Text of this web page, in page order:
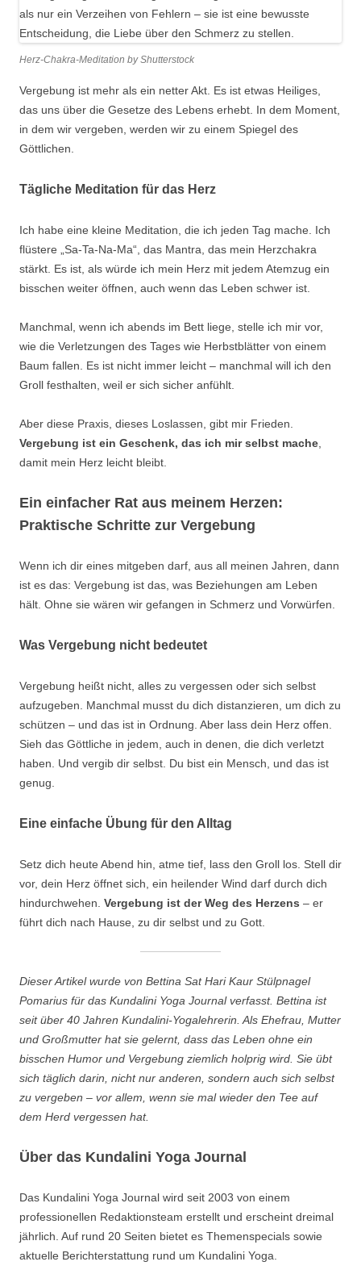
Herz-Chakra-Meditation by Shutterstock
Vergebung ist mehr als ein netter Akt. Es ist etwas Heiliges,
das uns über die Gesetze des Lebens erhebt. In dem Moment,
in dem wir vergeben, werden wir zu einem Spiegel des
Göttlichen.
Tägliche Meditation für das Herz
Ich habe eine kleine Meditation, die ich jeden Tag mache. Ich
flüstere „Sa-Ta-Na-Ma“, das Mantra, das mein Herzchakra
stärkt. Es ist, als würde ich mein Herz mit jedem Atemzug ein
bisschen weiter öffnen, auch wenn das Leben schwer ist.
Manchmal, wenn ich abends im Bett liege, stelle ich mir vor,
wie die Verletzungen des Tages wie Herbstblätter von einem
Baum fallen. Es ist nicht immer leicht – manchmal will ich den
Groll festhalten, weil er sich sicher anfühlt.
Aber diese Praxis, dieses Loslassen, gibt mir Frieden.
Vergebung ist ein Geschenk, das ich mir selbst mache
damit mein Herz leicht bleibt.
Ein einfacher Rat aus meinem Herzen:
Praktische Schritte zur Vergebung
Wenn ich dir eines mitgeben darf, aus all meinen Jahren, dann
ist es das: Vergebung ist das, was Beziehungen am Leben
hält. Ohne sie wären wir gefangen in Schmerz und Vorwürfen.
Was Vergebung nicht bedeutet
Vergebung heißt nicht, alles zu vergessen oder sich selbst
aufzugeben. Manchmal musst du dich distanzieren, um dich zu
schützen – und das ist in Ordnung. Aber lass dein Herz offen.
Sieh das Göttliche in jedem, auch in denen, die dich verletzt
haben. Und vergib dir selbst. Du bist ein Mensch, und das ist
genug.
Eine einfache Übung für den Alltag
Setz dich heute Abend hin, atme tief, lass den Groll los. Stell dir
vor, dein Herz öffnet sich, ein heilender Wind darf durch dich
hindurchwehen. Vergebung ist der Weg des Herzens – er
führt dich nach Hause, zu dir selbst und zu Gott.
Dieser Artikel wurde von Bettina Sat Hari Kaur Stülpnagel
Pomarius für das Kundalini Yoga Journal verfasst. Bettina ist
seit über 40 Jahren Kundalini-Yogalehrerin. Als Ehefrau, Mutter
und Großmutter hat sie gelernt, dass das Leben ohne ein
bisschen Humor und Vergebung ziemlich holprig wird. Sie übt
sich täglich darin, nicht nur anderen, sondern auch sich selbst
zu vergeben – vor allem, wenn sie mal wieder den Tee auf
dem Herd vergessen hat.
Über das Kundalini Yoga Journal
Das Kundalini Yoga Journal wird seit 2003 von einem
professionellen Redaktionsteam erstellt und erscheint dreimal
jährlich. Auf rund 20 Seiten bietet es Themenspecials sowie
aktuelle Berichterstattung rund um Kundalini Yoga.